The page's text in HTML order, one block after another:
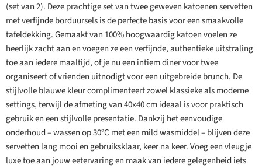
(set van 2). Deze prachtige set van twee geweven katoenen servetten
met verfijnde borduursels is de perfecte basis voor een smaakvolle
tafeldekking. Gemaakt van 100% hoogwaardig katoen voelen ze
heerlijk zacht aan en voegen ze een verfijnde, authentieke uitstraling
toe aan iedere maaltijd, of je nu een intiem diner voor twee
organiseert of vrienden uitnodigt voor een uitgebreide brunch. De
stijlvolle blauwe kleur complimenteert zowel klassieke als moderne
settings, terwijl de afmeting van 40x40 cm ideaal is voor praktisch
gebruik en een stijlvolle presentatie. Dankzij het eenvoudige
onderhoud – wassen op 30°C met een mild wasmiddel – blijven deze
servetten lang mooi en gebruiksklaar, keer na keer. Voeg een vleugje
luxe toe aan jouw eetervaring en maak van iedere gelegenheid iets